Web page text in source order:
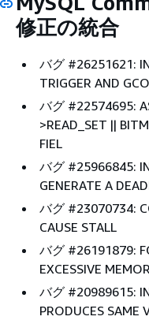
修正の統合
バグ #26251621:
TRIGGER AND
バグ #22574695:
>READ_SET ||
FIEL
バグ #25966845:
GENERATE A
バグ #23070734:
CAUSE STALL
バグ #26191879:
EXCESSIVE
バグ #20989615:
PRODUCES SAME